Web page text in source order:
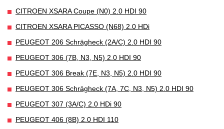
CITROEN XSARA Coupe (N0) 2.0 HDI 90
CITROEN XSARA PICASSO (N68) 2.0 HDi
PEUGEOT 206 Schrägheck (2A/C) 2.0 HDI 90
PEUGEOT 306 (7B, N3, N5) 2.0 HDI 90
PEUGEOT 306 Break (7E, N3, N5) 2.0 HDI 90
PEUGEOT 306 Schrägheck (7A, 7C, N3, N5) 2.0 HDI 90
PEUGEOT 307 (3A/C) 2.0 HDi 90
PEUGEOT 406 (8B) 2.0 HDI 110